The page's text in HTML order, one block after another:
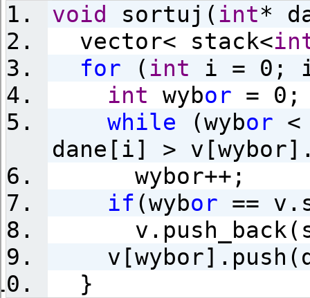
void sortuj( int*
vector< stack<
for ( int i = 0;
int wybor = 0;
while (wybor
dane[i] >
wybor++;
if (wybor ==
}